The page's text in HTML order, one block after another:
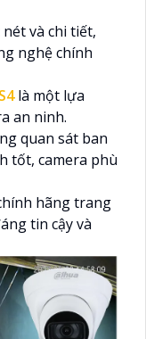
và chi tiết,
nghệ chính
là một lựa
an ninh.
quan sát ban
tốt, camera phù
hãng trang
tin cậy và